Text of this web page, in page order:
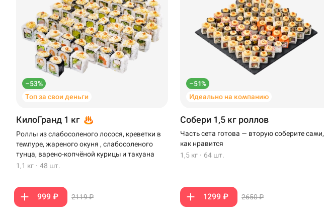
–53%
Топ за свои деньги
КилоГранд 1 кг
Роллы из слабосоленого лосося, креветки в
темпуре, жареного окуня , слабосоленого
тунца, варено-копчёной курицы и такуана
1,1 кг · 48 шт.
999 ₽ 2119 ₽
–51%
Идеально на компанию
Собери 1,5 кг роллов
Часть сета готова — вторую соберите сами,
как нравится
1,5 кг · 64 шт.
1299 ₽ 2650 ₽